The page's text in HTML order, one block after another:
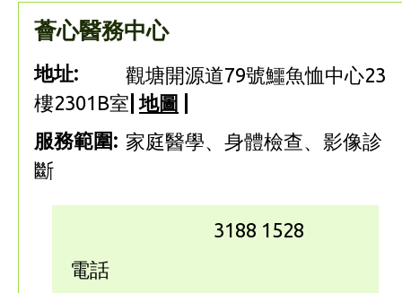
薈心醫務中心
地址:
觀塘開源道79號鱷魚恤中心23
樓2301B室 地圖
服務範圍: 家庭醫學、身體檢查、影像診
斷
電話
3188 1528